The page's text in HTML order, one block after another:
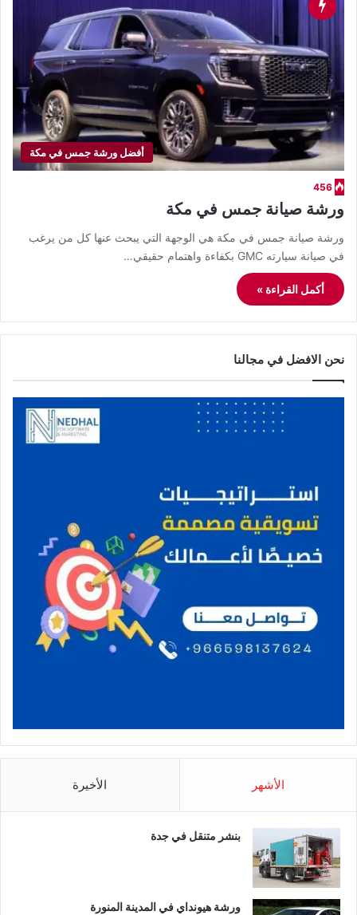
أفضل ورشة جمس في مكة
456
ورشة صيانة جمس في مكة
ورشة صيانة جمس في مكة هي الوجهة التي يبحث عنها كل من يرغب
في صيانة سيارته GMC بكفاءة واهتمام حقيقي…
أكمل القراءة »
نحن الافضل في مجالنا
الأشهر الأخيرة
بنشر متنقل في جدة
ورشة هيونداي في المدينة المنورة